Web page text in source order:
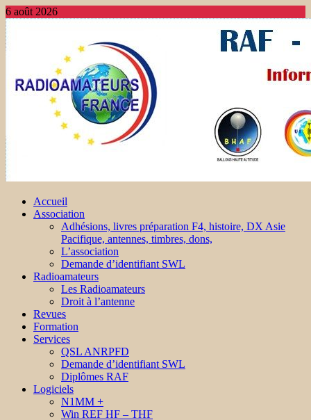
6 août 2026
Accueil
Association
Adhésions, livres préparation F4, histoire, DX Asie
Pacifique, antennes, timbres, dons,
L’association
Demande d’identifiant SWL
Radioamateurs
Les Radioamateurs
Droit à l’antenne
Revues
Formation
Services
QSL ANRPFD
Demande d’identifiant SWL
Diplômes RAF
Logiciels
N1MM +
Win REF HF – THF